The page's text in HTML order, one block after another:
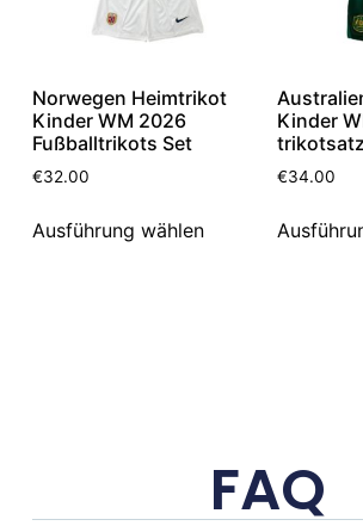
Norwegen Heimtrikot
Kinder WM 2026
Fußballtrikots Set
€32.00
Ausführung wählen
Kinder
trikotsatz
€34.00
FAQ